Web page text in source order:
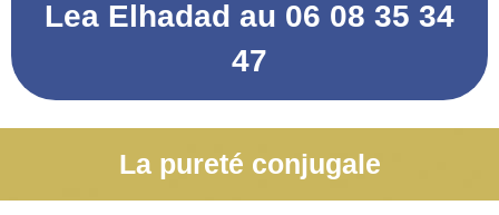
Lea Elhadad au 06 08 35 34
47
La pureté conjugale